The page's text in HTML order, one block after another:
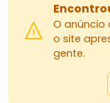
O anúncio
o site
gente.